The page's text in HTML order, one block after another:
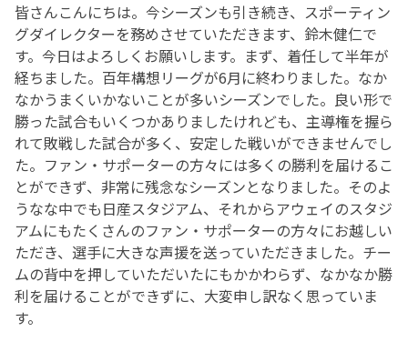
皆さんこんにちは。今シーズンも引き続き、スポーティン
グダイレクターを務めさせていただきます、鈴木健仁で
す。今日はよろしくお願いします。まず、着任して半年が
経ちました。百年構想リーグが6月に終わりました。なか
なかうまくいかないことが多いシーズンでした。良い形で
勝った試合もいくつかありましたけれども、主導権を握ら
れて敗戦した試合が多く、安定した戦いができませんでし
た。ファン・サポーターの方々には多くの勝利を届けるこ
とができず、非常に残念なシーズンとなりました。そのよ
うなな中でも日産スタジアム、それからアウェイのスタジ
アムにもたくさんのファン・サポーターの方々にお越しい
ただき、選手に大きな声援を送っていただきました。チー
ムの背中を押していただいたにもかかわらず、なかなか勝
利を届けることができずに、大変申し訳なく思っていま
す。